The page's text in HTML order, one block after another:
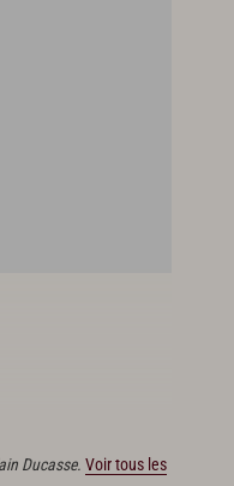
Ducasse. Voir tous les